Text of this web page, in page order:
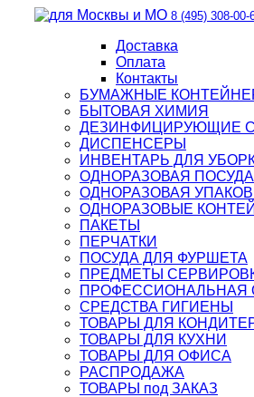
8 (495) 308-00-
Доставка
Оплата
Контакты
БУМАЖНЫЕ
БЫТОВАЯ ХИМИЯ
ДЕЗИНФИЦИРУЮЩИЕ
ДИСПЕНСЕРЫ
ИНВЕНТАРЬ ДЛЯ
ОДНОРАЗОВАЯ ПОСУДА
ОДНОРАЗОВАЯ
ОДНОРАЗОВЫЕ
ПАКЕТЫ
ПЕРЧАТКИ
ПОСУДА ДЛЯ ФУРШЕТА
ПРЕДМЕТЫ
ПРОФЕССИОНАЛЬНАЯ
СРЕДСТВА ГИГИЕНЫ
ТОВАРЫ ДЛЯ
ТОВАРЫ ДЛЯ КУХНИ
ТОВАРЫ ДЛЯ ОФИСА
РАСПРОДАЖА
ТОВАРЫ под ЗАКАЗ